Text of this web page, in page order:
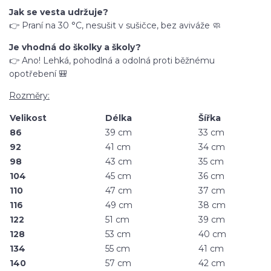
Jak se vesta udržuje?
👉 Praní na 30 °C, nesušit v sušičce, bez aviváže 🧼
Je vhodná do školky a školy?
👉 Ano! Lehká, pohodlná a odolná proti běžnému
opotřebení 🎒
Rozměry:
Velikost Délka
Šířka
86
39 cm
33 cm
92
41 cm
34 cm
98
43 cm
35 cm
104
45 cm
36 cm
110
47 cm
37 cm
116
49 cm
38 cm
122
51 cm
39 cm
128
53 cm
40 cm
134
55 cm
41 cm
140
57 cm 42 cm